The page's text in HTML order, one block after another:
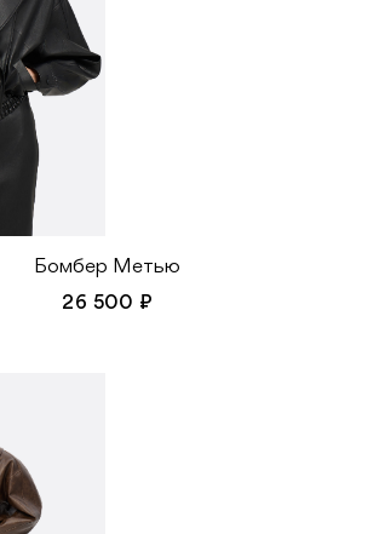
Бомбер Метью
26 500 ₽